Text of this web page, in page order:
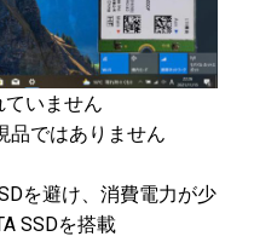
いません
ではありません
を避け、消費電力が少
SSDを搭載